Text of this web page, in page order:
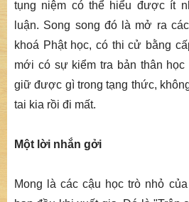
tụng niệm có thể hiểu được ít
luận. Song song đó là mở ra
khoá Phật học, có thi cử bằng
mới có sự kiểm tra bản thân
giữ được gì trong tạng thức,
tai kia rồi đi mất.
Một lời nhắn gởi
Mong là các cậu học trò nhỏ